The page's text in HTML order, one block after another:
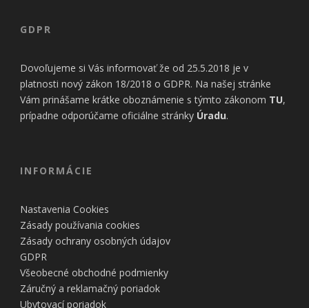
GDPR
Dovoľujeme si Vás informovať že od 25.5.2018 je v
platnosti nový zákon 18/2018 o GDPR. Na našej stránke
Vám prinášame krátke oboznámenie s týmto zákonom TU,
prípadne odporúčame oficiálne stránky Úradu.
INFORMÁCIE
Nastavenia Cookies
Zásady používania cookies
Zásady ochrany osobných údajov
GDPR
Všeobecné obchodné podmienky
Záručný a reklamačný poriadok
Ubytovací poriadok